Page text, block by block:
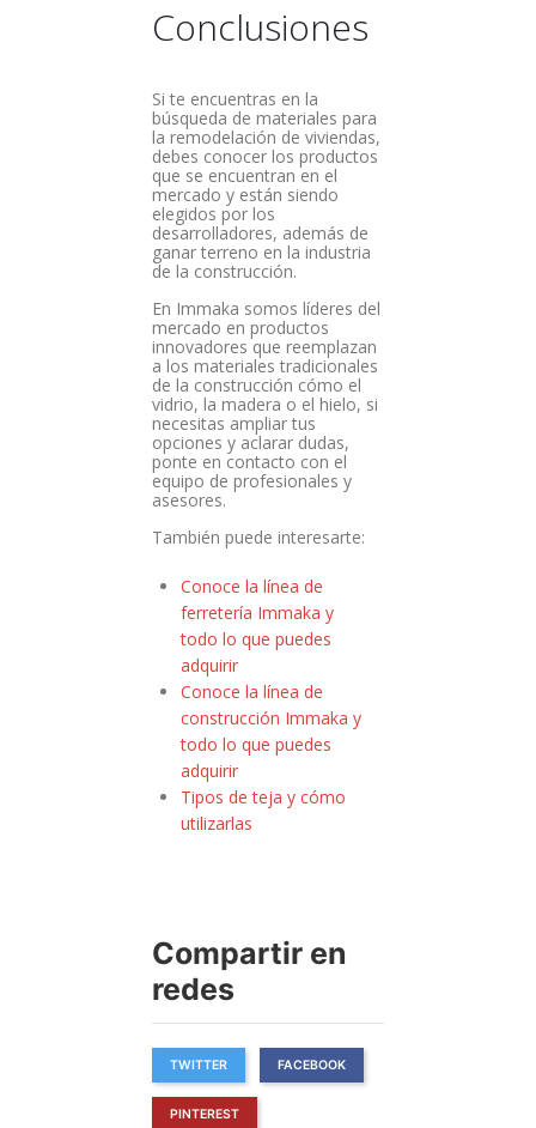
Conclusiones
Si te encuentras en la
búsqueda de materiales para
la remodelación de viviendas,
debes conocer los productos
que se encuentran en el
mercado y están siendo
elegidos por los
desarrolladores, además de
ganar terreno en la industria
de la construcción.
En Immaka somos líderes del
mercado en productos
innovadores que reemplazan
a los materiales tradicionales
de la construcción cómo el
vidrio, la madera o el hielo, si
necesitas ampliar tus
opciones y aclarar dudas,
ponte en contacto con el
equipo de profesionales y
asesores.
También puede interesarte:
Conoce la línea de
ferretería Immaka y
todo lo que puedes
adquirir
Conoce la línea de
construcción Immaka y
todo lo que puedes
adquirir
Tipos de teja y cómo
utilizarlas
Compartir en
redes
TWITTER FACEBOOK
PINTEREST